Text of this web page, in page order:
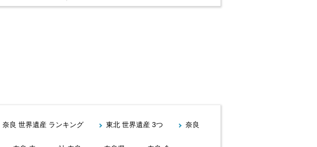
奈良 世界遺産 ランキング 東北 世界遺産 3つ 奈良